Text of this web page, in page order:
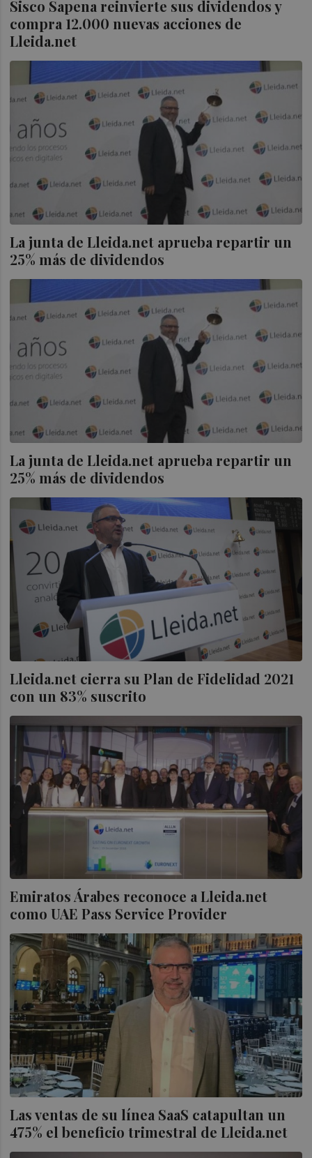
Sisco Sapena reinvierte sus dividendos y
compra 12.000 nuevas acciones de
Lleida.net
La junta de Lleida.net aprueba repartir un
25% más de dividendos
La junta de Lleida.net aprueba repartir un
25% más de dividendos
Lleida.net cierra su Plan de Fidelidad 2021
con un 83% suscrito
Emiratos Árabes reconoce a Lleida.net
como UAE Pass Service Provider
Las ventas de su línea SaaS catapultan un
475% el beneficio trimestral de Lleida.net